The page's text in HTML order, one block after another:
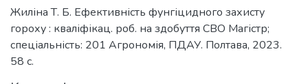
Жиліна Т. Б. Ефективність фунгіцидного захисту
гороху : кваліфікац. роб. на здобуття СВО Магістр;
спеціальність: 201 Агрономія, ПДАУ. Полтава, 2023.
58 с.